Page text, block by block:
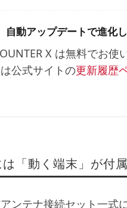
自動アップデートで進化
X は無料でお
公式サイトの更新履歴
「動く端末」が付
ンテナ接続セット一式